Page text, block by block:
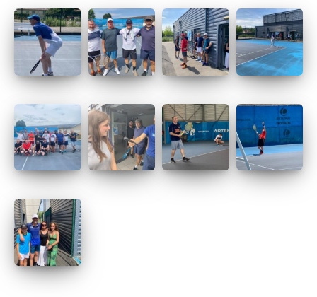
V
I
G
A
T
I
O
N